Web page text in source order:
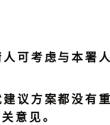
可考虑与本署
议方案都没有
意见。